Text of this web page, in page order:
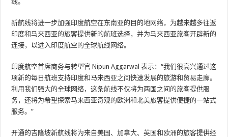
新航线将进一步加强印度航空在东南亚的目的地网络，为越来越多往返
印度和马来西亚的旅客提供新的航班选择，并为马来西亚旅客开辟新的
连接，以进入印度航空的全球航线网络。
印度航空首席商务与转型官 Nipun Aggarwal 表示：“我们很高兴通过这
项新的每日航班支持印度和马来西亚之间快速发展的旅游和贸易走廊。
利用我们强大的全球网络，这条航线不仅将为两国之间的旅客提供服
务，还将为希望探索马来西亚奇观的欧洲和北美旅客提供便捷的一站式
服务。”
开通的吉隆坡新航线将为来自美国、加拿大、英国和欧洲的旅客提供经